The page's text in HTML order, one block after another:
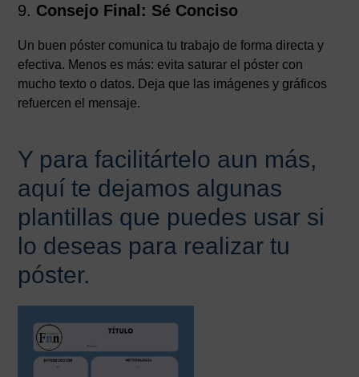
9. Consejo Final: Sé Conciso
Un buen póster comunica tu trabajo de forma directa y
efectiva. Menos es más: evita saturar el póster con
mucho texto o datos. Deja que las imágenes y gráficos
refuercen el mensaje.
Y para facilitártelo aun más,
aquí te dejamos algunas
plantillas que puedes usar si
lo deseas para realizar tu
póster.